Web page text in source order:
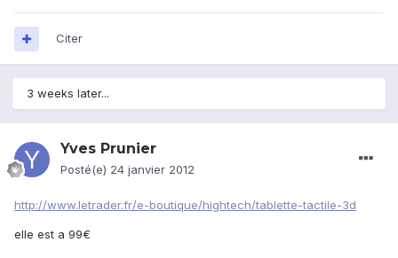
Citer
3 weeks later...
Yves Prunier
Posté(e) 24 janvier 2012
http://www.letrader.fr/e-boutique/hightech/tablette-tactile-3d
elle est a 99€